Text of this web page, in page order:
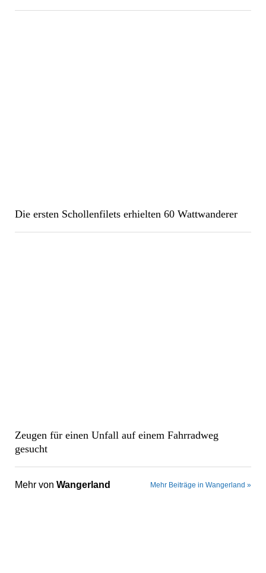
Die ersten Schollenfilets erhielten 60 Wattwanderer
Zeugen für einen Unfall auf einem Fahrradweg
gesucht
Mehr von Wangerland Mehr Beiträge in Wangerland »